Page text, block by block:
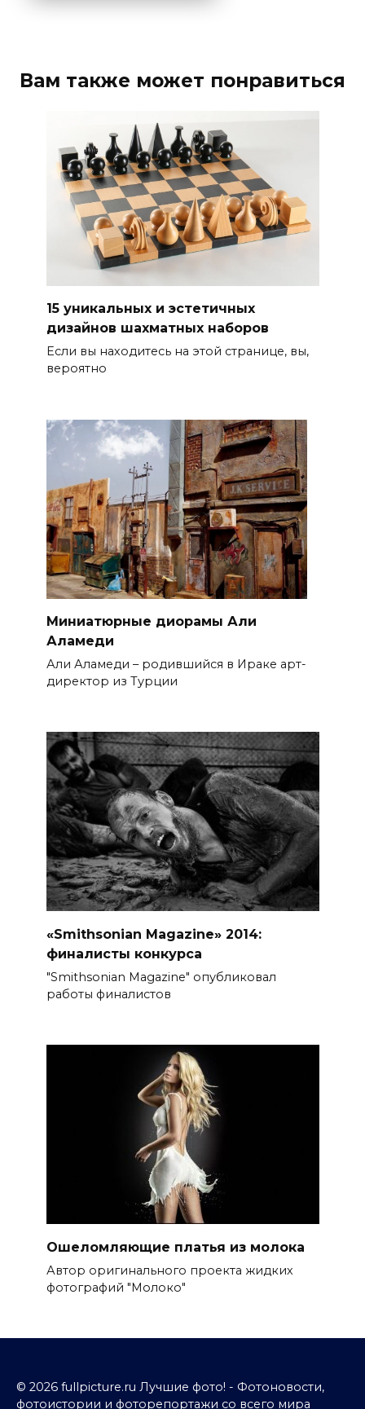
Вам также может понравиться
15 уникальных и эстетичных
дизайнов шахматных наборов
Если вы находитесь на этой странице, вы,
вероятно
Миниатюрные диорамы Али
Аламеди
Али Аламеди – родившийся в Ираке арт-
директор из Турции
«Smithsonian Magazine» 2014:
финалисты конкурса
"Smithsonian Magazine" опубликовал
работы финалистов
Ошеломляющие платья из молока
Автор оригинального проекта жидких
фотографий "Молоко"
© 2026 fullpicture.ru Лучшие фото! - Фотоновости,
фотоистории и фоторепортажи со всего мира